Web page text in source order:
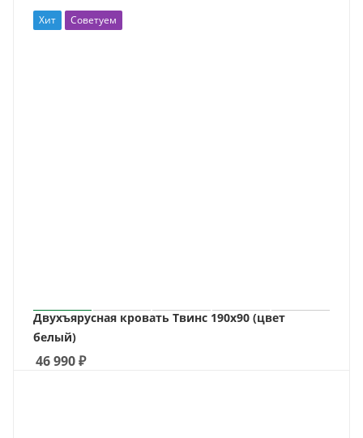
Хит Советуем
Двухъярусная кровать Твинс 190х90 (цвет
белый)
46 990₽